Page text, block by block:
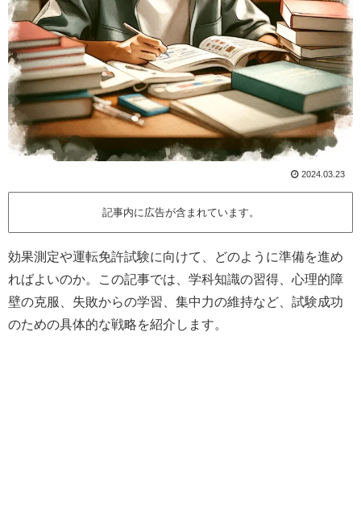
2024.03.23
記事内に広告が含まれています。
効果測定や運転免許試験に向けて、どのように準備を進め
ればよいのか。この記事では、学科知識の習得、心理的障
壁の克服、失敗からの学習、集中力の維持など、試験成功
のための具体的な戦略を紹介します。